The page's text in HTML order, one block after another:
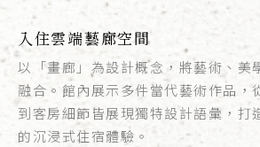
入住雲端藝廊空間
以「畫廊」為設計概念，將藝術、美
融合。館內展示多件當代藝術作品，
到客房細節皆展現獨特設計語彙，打
的沉浸式住宿體驗。